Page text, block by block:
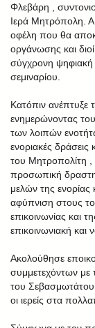
Φλεβάρη ,
Ιερά Μητρόπολη.
οφέλη που θα
οργάνωσης και
σύγχρονη ψηφιακή
σεμιναρίου.
Κατόπιν ανέπτυξε
ενημερώνοντας
των λοιπών
ενοριακές δράσεις
του Μητροπολίτη ,
προσωπική
μελών της ενορίας
αφύπνιση στους
επικοινωνίας και
επικοινωνιακή και
Ακολούθησε
συμμετεχόντων με
του Σεβασμωτάτου
οι ιερείς στα